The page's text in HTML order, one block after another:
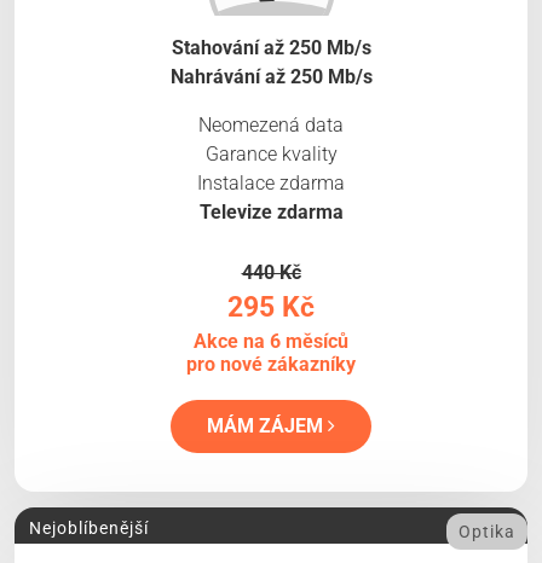
Stahování až 250 Mb/s
Nahrávání až 250 Mb/s
Neomezená data
Garance kvality
Instalace zdarma
Televize zdarma
440 Kč
295 Kč
Akce na 6 měsíců
pro nové zákazníky
MÁM ZÁJEM
Nejoblíbenější Optika